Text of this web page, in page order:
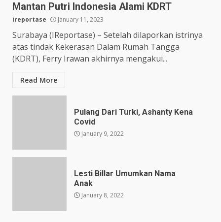
Mantan Putri Indonesia Alami KDRT
ireportase January 11, 2023
Surabaya (IReportase) – Setelah dilaporkan istrinya
atas tindak Kekerasan Dalam Rumah Tangga
(KDRT), Ferry Irawan akhirnya mengakui...
Read More
Pulang Dari Turki, Ashanty Kena
Covid
January 9, 2022
Lesti Billar Umumkan Nama
Anak
January 8, 2022